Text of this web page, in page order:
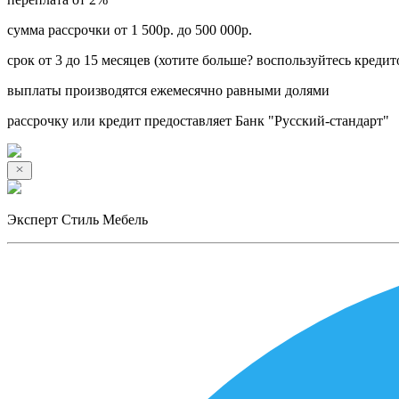
сумма рассрочки от 1 500р. до 500 000р.
срок от 3 до 15 месяцев (хотите больше? воспользуйтесь
выплаты производятся ежемесячно равными долями
рассрочку или кредит предоставляет Банк "Русский-стандарт"
Эксперт Стиль Мебель